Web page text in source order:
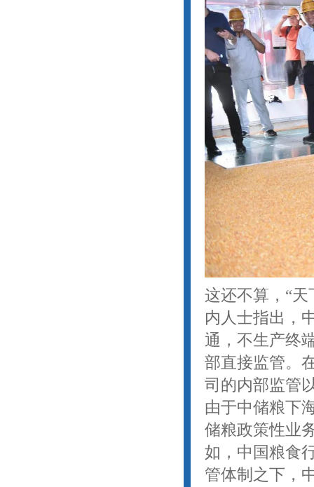
这还不算，“
内人士指出，
通，不生产终
部直接监管。
司的内部监管
由于中储粮下
储粮政策性业
如，中国粮食
管体制之下，